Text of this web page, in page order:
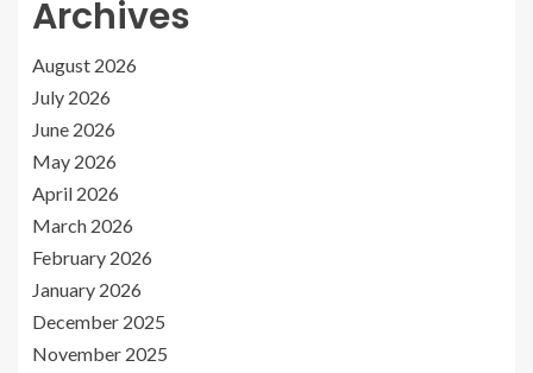
Archives
August 2026
July 2026
June 2026
May 2026
April 2026
March 2026
February 2026
January 2026
December 2025
November 2025